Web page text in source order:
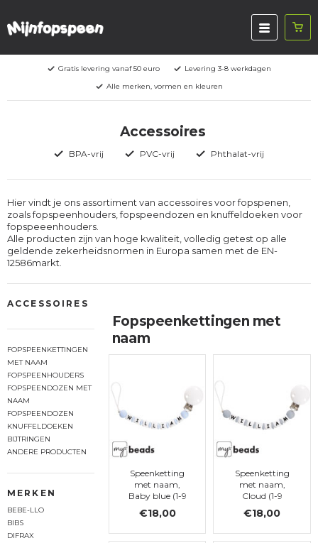
Gratis levering vanaf 50 euro
Levering 3-8 werkdagen
Alle merken, vormen en kleuren
Accessoires
BPA-vrij PVC-vrij Phthalat-vrij
Hier vindt je ons assortiment van accessoires voor fopspenen,
zoals fopspeenhouders, fopspeendozen en knuffeldoeken voor
fopspeeenhouders.
Alle producten zijn van hoge kwaliteit, volledig getest op alle
geldende zekerheidsnormen in Europa samen met de EN-
12586markt.
ACCESSOIRES
FOPSPEENKETTINGEN
MET NAAM
FOPSPEENHOUDERS
FOPSPEENDOZEN MET
NAAM
FOPSPEENDOZEN
KNUFFELDOEKEN
BIJTRINGEN
ANDERE PRODUCTEN
MERKEN
BEBE-LLO
BIBS
DIFRAX
Fopspeenkettingen met
naam
Speenketting
met naam,
Baby blue (1-9
€18,00
Speenketting
met naam,
Cloud (1-9
€18,00